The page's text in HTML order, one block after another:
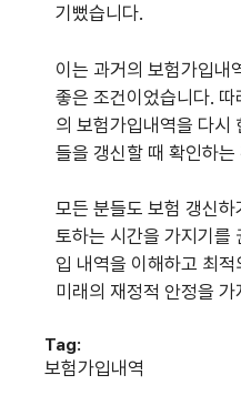
기뻤습니다.
이는 과거의 보험가입내
좋은 조건이었습니다.
의 보험가입내역을 다시
들을 갱신할 때 확인하
모든 분들도 보험 갱신
토하는 시간을 가지기를
입 내역을 이해하고 최
미래의 재정적 안정을
Tag:
보험가입내역